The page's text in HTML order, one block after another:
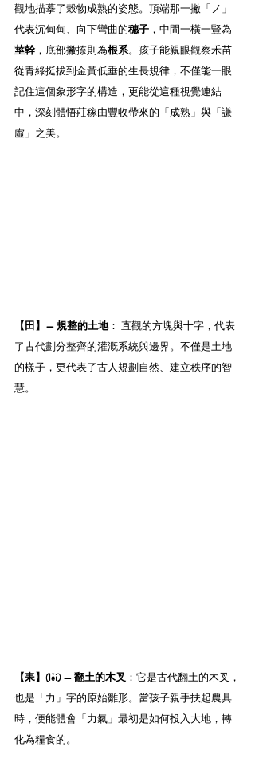
觀地描摹了穀物成熟的姿態。頂端那一撇「ノ」
代表沉甸甸、向下彎曲的穗子 ，中間一橫一豎為
莖幹 ，底部撇捺則為根系。孩子能親眼觀察禾苗
從青綠挺拔到金黃低垂的生長規律，不僅能一眼
記住這個象形字的構造，更能從這種視覺連結
中，深刻體悟莊稼由豐收帶來的「成熟」與「謙
虛」之美。
【田】— 規整的土地： 直觀的方塊與十字，代表
了古代劃分整齊的灌溉系統與邊界。不僅是土地
的樣子，更代表了古人規劃自然、建立秩序的智
慧。
【耒】(lěi) — 翻土的木叉 ：它是古代翻土的木叉，
也是「力」字的原始雛形。當孩子親手扶起農具
時，便能體會「力氣」最初是如何投入大地，轉
化為糧食的。